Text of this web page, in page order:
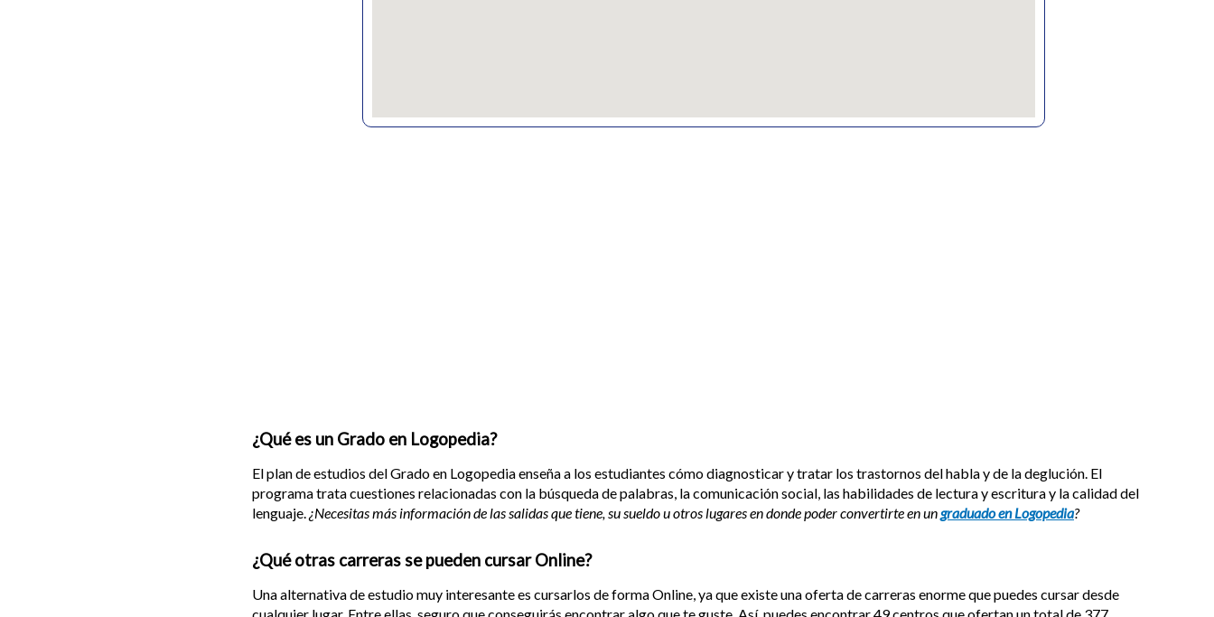
¿Qué es un Grado en Logopedia?
El plan de estudios del Grado en Logopedia enseña a los estudiantes cómo diagnosticar y tratar los trastornos del habla y de la deglución. El
programa trata cuestiones relacionadas con la búsqueda de palabras, la comunicación social, las habilidades de lectura y escritura y la calidad del
lenguaje. ¿Necesitas más información de las salidas que tiene, su sueldo u otros lugares en donde poder convertirte en ungraduado en Logopedia?
¿Qué otras carreras se pueden cursar Online?
Una alternativa de estudio muy interesante es cursarlos de forma Online, ya que existe una oferta de carreras enorme que puedes cursar desde
cualquier lugar. Entre ellas, seguro que conseguirás encontrar algo que te guste. Así, puedes encontrar 49 centros que ofertan un total de 377